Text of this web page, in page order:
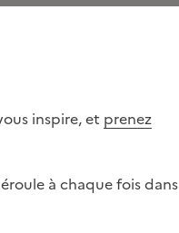
inspire, et prenez
à chaque fois dans